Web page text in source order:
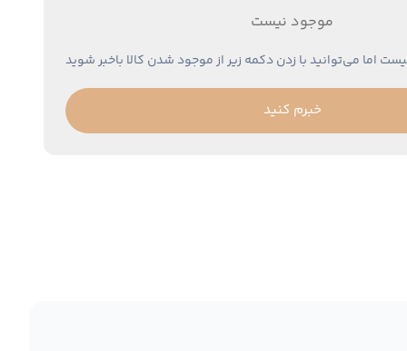
موجود نیست
اما می‌توانید با زدن دکمه زیر از موجود شدن کالا باخبر شوید
خبرم کنید